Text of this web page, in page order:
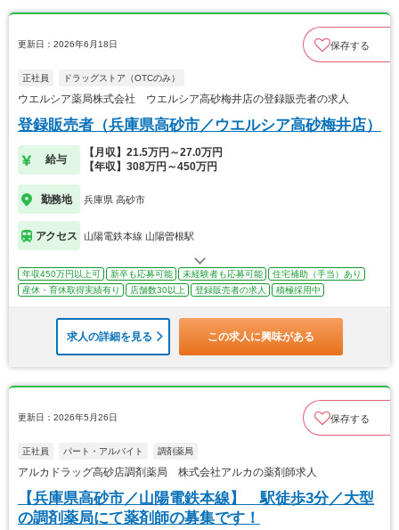
更新日：2026年6月18日 保存する
正社員 ドラッグストア（OTCのみ）
ウエルシア薬局株式会社 ウエルシア高砂梅井店の登録販売者の求人
登録販売者（兵庫県高砂市／ウエルシア高砂梅井店）
給与
【月収】21.5万円～27.0万円
【年収】308万円～450万円
勤務地 兵庫県 高砂市
アクセス 山陽電鉄本線 山陽曽根駅
年収450万円以上可 新卒も応募可能 未経験者も応募可能
住宅補助（手当）あり
産休・育休取得実績有り
店舗数30以上 登録販売者の求人 積極採用中
求人の詳細を見る この求人に興味がある
更新日：2026年5月26日 保存する
正社員 パート・アルバイト 調剤薬局
アルカドラッグ高砂店調剤薬局 株式会社アルカの薬剤師求人
【兵庫県高砂市／山陽電鉄本線】 駅徒歩3分／大型
の調剤薬局にて薬剤師の募集です！